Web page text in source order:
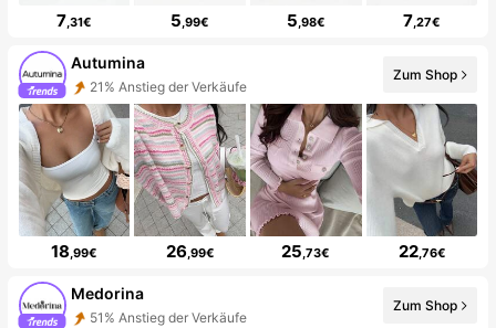
7,31€ 5,99€ 5,98€ 7,27€
Autumina
21% Anstieg der Verkäufe
Zum Shop
18,99€ 26,99€ 25,73€ 22,76€
Medorina
51% Anstieg der Verkäufe
Zum Shop